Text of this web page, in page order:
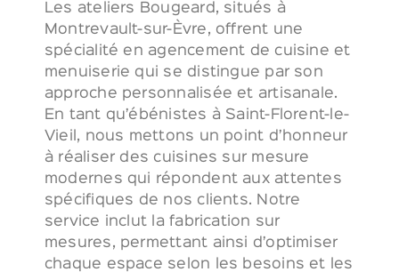
Les ateliers Bougeard, situés à
Montrevault-sur-Èvre, offrent une
spécialité en agencement de cuisine et
menuiserie qui se distingue par son
approche personnalisée et artisanale.
En tant qu’ébénistes à Saint-Florent-le-
Vieil, nous mettons un point d’honneur
à réaliser des cuisines sur mesure
modernes qui répondent aux attentes
spécifiques de nos clients. Notre
service inclut la fabrication sur
mesures, permettant ainsi d’optimiser
chaque espace selon les besoins et les